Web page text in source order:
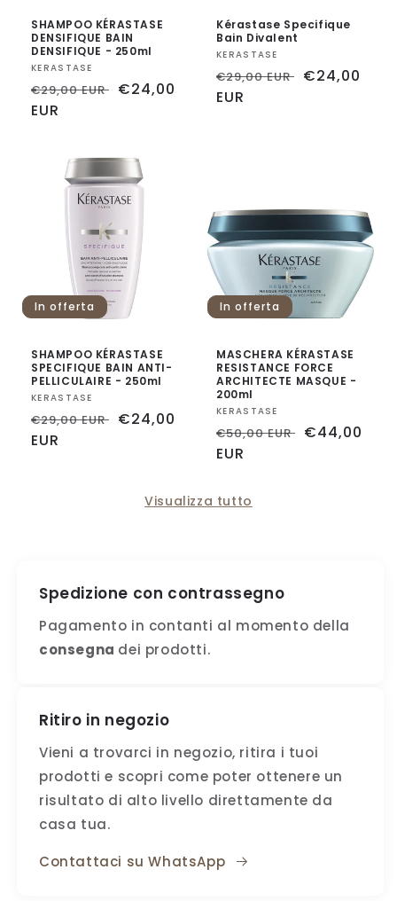
SHAMPOO KÉRASTASE
DENSIFIQUE BAIN
DENSIFIQUE - 250ml
Fornitore:
KERASTASE
Prezzo
di
€29,00 EUR Prezzo
€24,00
EUR
Kérastase Specifique
Bain Divalent
Fornitore:
KERASTASE
Prezzo
di
€29,00 EUR Prezzo
€24,00
EUR
In offerta
SHAMPOO KÉRASTASE
SPECIFIQUE BAIN ANTI-
PELLICULAIRE - 250ml
Fornitore:
KERASTASE
Prezzo
di
€29,00 EUR Prezzo
€24,00
EUR
In offerta
MASCHERA KÉRASTASE
RESISTANCE FORCE
ARCHITECTE MASQUE -
200ml
Fornitore:
KERASTASE
Prezzo
di
€50,00 EUR Prezzo
€44,00
EUR
Visualizza tutto
Spedizione con contrassegno
Pagamento in contanti al momento della
consegna dei prodotti.
Ritiro in negozio
Vieni a trovarci in negozio, ritira i tuoi
prodotti e scopri come poter ottenere un
risultato di alto livello direttamente da
casa tua.
Contattaci su WhatsApp